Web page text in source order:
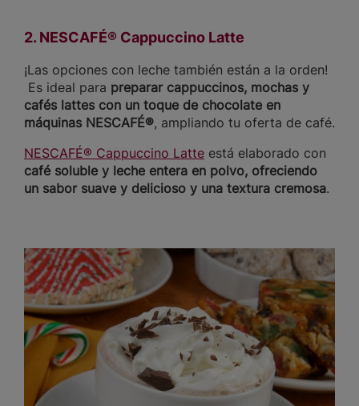
2. NESCAFÉ® Cappuccino Latte
¡Las opciones con leche también están a la orden!
Es ideal para preparar cappuccinos, mochas y
cafés lattes con un toque de chocolate en
máquinas NESCAFÉ®, ampliando tu oferta de café.
NESCAFÉ® Cappuccino Latte está elaborado con
café soluble y leche entera en polvo, ofreciendo
un sabor suave y delicioso y una textura cremosa.